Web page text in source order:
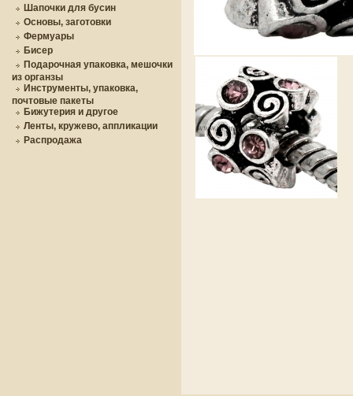
Шапочки для бусин
Основы, заготовки
Фермуары
Бисер
Подарочная упаковка, мешочки
из органзы
Инструменты, упаковка,
почтовые пакеты
Бижутерия и другое
Ленты, кружево, аппликации
Распродажа